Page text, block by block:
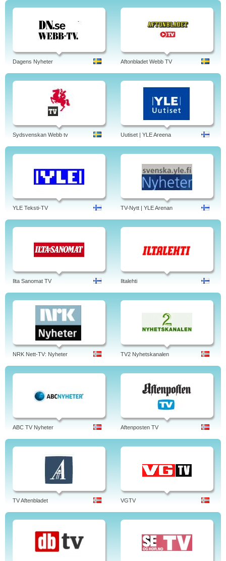
Dagens Nyheter Aftonbladet Webb TV
Sydsvenskan Webb tv Uutiset | YLE Areena
YLE Teksti-TV TV-Nytt | YLE Arenan
Ilta Sanomat TV Iltalehti
NRK Nett-TV: Nyheter TV2 Nyhetskanalen
ABC TV Nyheter Aftenposten TV
TV Aftenbladet VGTV